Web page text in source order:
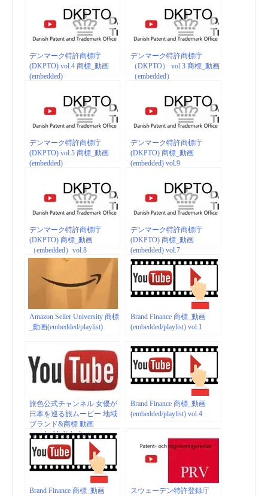
デンマーク特許商標庁
(DKPTO) vol.4 商標_動画
(embedded)
デンマーク特許商標庁
（DKPTO） vol.3 商標_動画
（embedded）
デンマーク特許商標庁
(DKPTO) vol.5 商標_動画
(embedded)
デンマーク特許商標庁
(DKPTO) 商標_動画
(embedded) vol.9
デンマーク特許商標庁
(DKPTO) 商標_動画
（embedded）vol.8
デンマーク特許商標庁
(DKPTO) 商標_動画
(embedded) vol.7
Amazon Seller University 商標
_動画(embedded/playlist)
Brand Finance 商標_動画
(embedded/playlist) vol.1
旅色公式チャンネル 女優が
日本を巡る旅ムービー 地域
ブランド&商標 動画
（embedded/playlist）
Brand Finance 商標_動画
(embedded/playlist) vol.4
Brand Finance 商標_動画
スウェーデン特許登録庁